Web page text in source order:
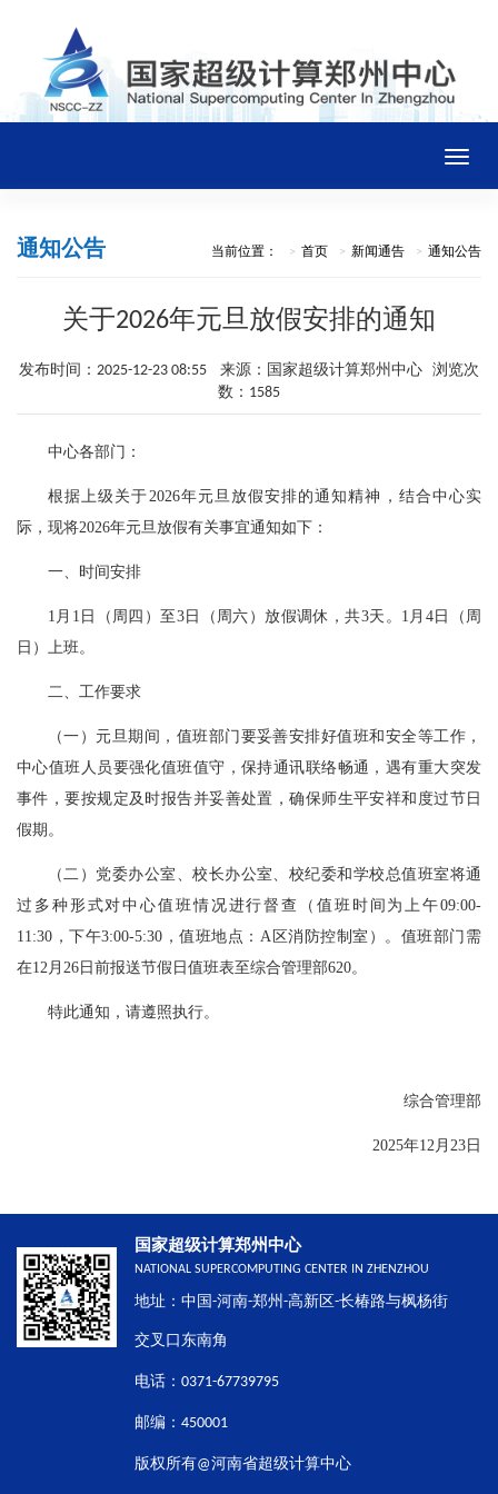
Toggle
首页
中心概况
新闻通告
解决方案
用户中心
科学研究
人才引进
党的建设
通知公告 当前位置： 首页 新闻通告 通知公告
关于2026年元旦放假安排的通知
发布时间：2025-12-23 08:55 来源：国家超级计算郑州中心 浏览次
数：1585
中心各部门：
根据上级关于2026年元旦放假安排的通知精神，结合中心实
际，现将2026年元旦放假有关事宜通知如下：
一、时间安排
1月1日（周四）至3日（周六）放假调休，共3天。1月4日（周
日）上班。
二、工作要求
（一）元旦期间，值班部门要妥善安排好值班和安全等工作，
中心值班人员要强化值班值守，保持通讯联络畅通，遇有重大突发
事件，要按规定及时报告并妥善处置，确保师生平安祥和度过节日
假期。
（二）党委办公室、校长办公室、校纪委和学校总值班室将通
过多种形式对中心值班情况进行督查（值班时间为上午09:00-
11:30，下午3:00-5:30，值班地点：A区消防控制室）。值班部门需
在12月26日前报送节假日值班表至综合管理部620。
特此通知，请遵照执行。
综合管理部
2025年12月23日
国家超级计算郑州中心
NATIONAL SUPERCOMPUTING CENTER IN ZHENZHOU
地址：中国-河南-郑州-高新区-长椿路与枫杨街
交叉口东南角
电话：0371-67739795
邮编：450001
版权所有@河南省超级计算中心